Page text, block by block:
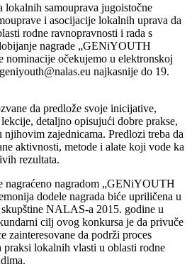
samouprava jugoistočne
i asocijacije lokalnih uprava da
rodne ravnopravnosti i rada s
nagrade „GENiYOUTH
nominacije očekujemo u elektronskoj
najkasnije do 19.
da predlože svoje inicijative,
detaljno opisujući dobre prakse,
zajednicama. Predlozi treba da
aktivnosti, metode i alate koji vode ka
rezultata.
nagraćeno nagradom „GENiYOUTH
dodele nagrada biće upriličena u
NALAS-a 2015. godine u
cilj ovog konkursa je da privuče
zainteresovane da podrži proces
lokalnih vlasti u oblasti rodne